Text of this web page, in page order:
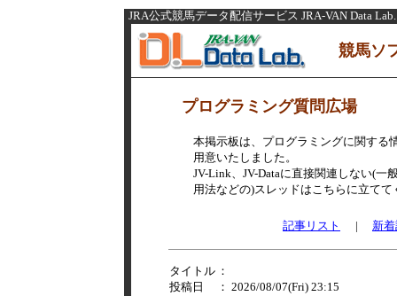
JRA公式競馬データ配信サービス JRA-VAN Data Lab.
競馬ソ
プログラミング質問広場
本掲示板は、プログラミングに関する
用意いたしました。
JV-Link、JV-Dataに直接関連しない(一
用法などの)スレッドはこちらに立てて
記事リスト | 新
タイトル ：
投稿日
： 2026/08/07(Fri) 23:15